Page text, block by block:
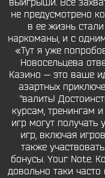
выигрыши. Все
не предусмотрено
в ее жизнь
наркоманы, и с
«Тут я уже
Новосельцева
Казино — это ваше
азартных
"валить!
курсам, тренингам
игр могут получать
игр, включая
также
бонусы. Your Note.
довольно таки